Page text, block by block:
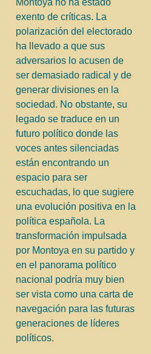
Montoya no ha estado
exento de críticas. La
polarización del electorado
ha llevado a que sus
adversarios lo acusen de
ser demasiado radical y de
generar divisiones en la
sociedad. No obstante, su
legado se traduce en un
futuro político donde las
voces antes silenciadas
están encontrando un
espacio para ser
escuchadas, lo que sugiere
una evolución positiva en la
política española. La
transformación impulsada
por Montoya en su partido y
en el panorama político
nacional podría muy bien
ser vista como una carta de
navegación para las futuras
generaciones de líderes
políticos.